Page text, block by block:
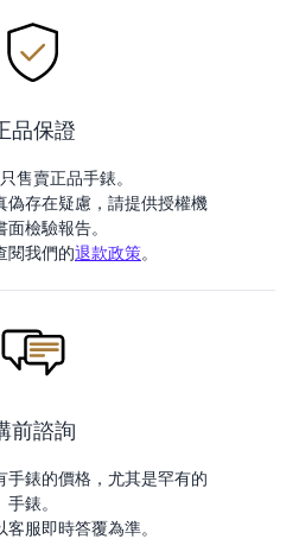
品保證
售賣正品手錶。
偽存在疑慮，請提供授權機
面檢驗報告。
閱我們的退款政策。
前諮詢
手錶的價格，尤其是罕有的
手錶。
客服即時答覆為準。